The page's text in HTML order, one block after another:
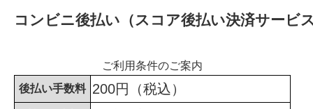
コンビニ後払い（スコア後払い決済サービ
ご利用条件のご案内
後払い手数料 200円（税込）